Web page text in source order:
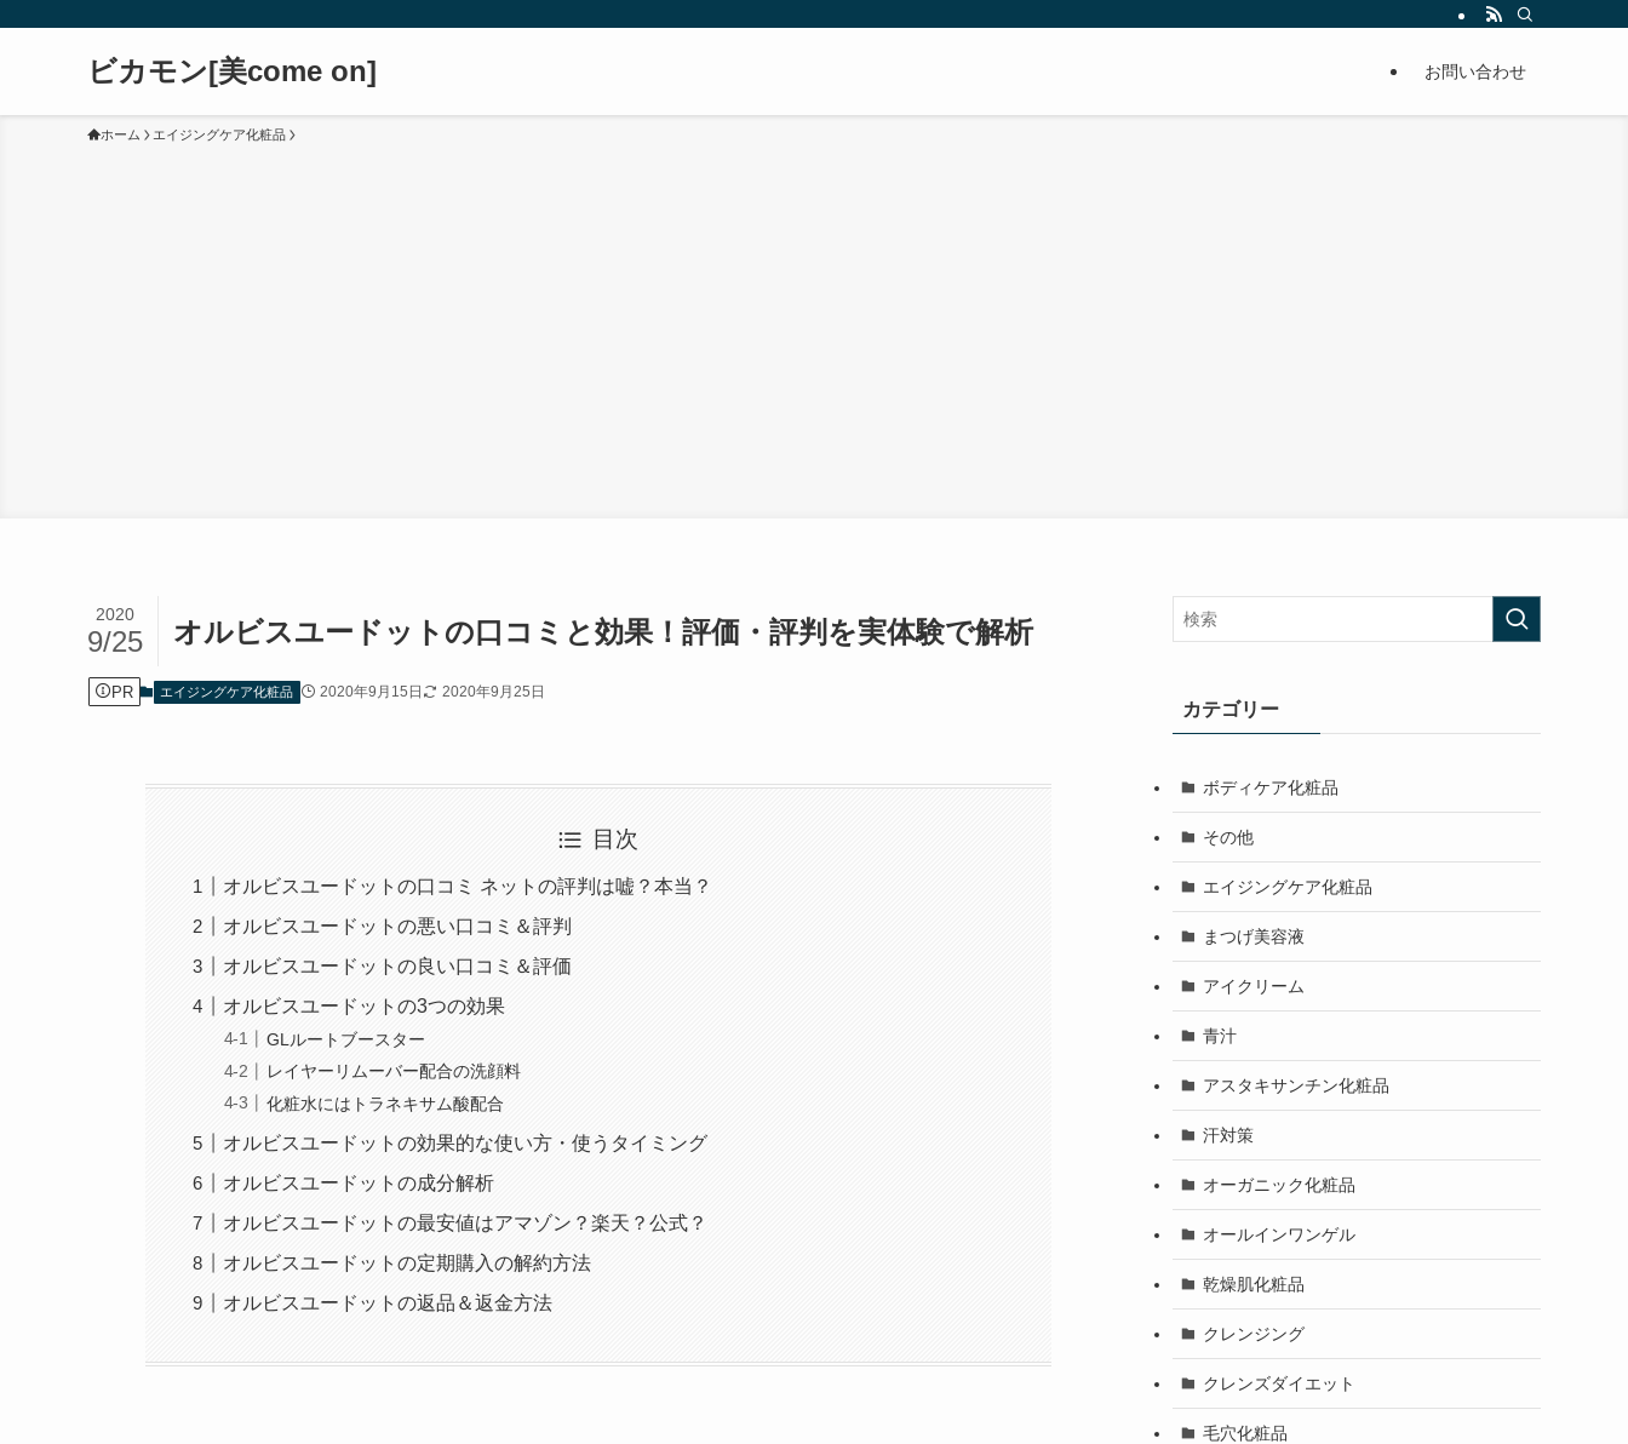
ビカモン[美come on] お問い合わせ
ホーム エイジングケア化粧品
オルビスユードットの口コミと効果！評価・評判を実体験で解析
2020
9/25
PR エイジングケア化粧品 2020年9月15日 2020年9月25日
目次
オルビスユードットの口コミ ネットの評判は嘘？本当？
オルビスユードットの悪い口コミ＆評判
オルビスユードットの良い口コミ＆評価
オルビスユードットの3つの効果
GLルートブースター
レイヤーリムーバー配合の洗顔料
化粧水にはトラネキサム酸配合
オルビスユードットの効果的な使い方・使うタイミング
オルビスユードットの成分解析
オルビスユードットの最安値はアマゾン？楽天？公式？
オルビスユードットの定期購入の解約方法
オルビスユードットの返品＆返金方法
カテゴリー
ボディケア化粧品
その他
エイジングケア化粧品
まつげ美容液
アイクリーム
青汁
アスタキサンチン化粧品
汗対策
オーガニック化粧品
オールインワンゲル
乾燥肌化粧品
クレンジング
クレンズダイエット
毛穴化粧品